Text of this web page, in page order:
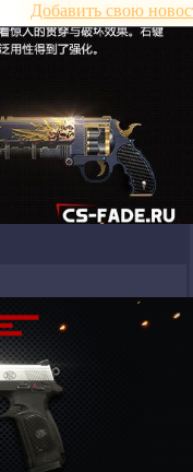
Добавить свою